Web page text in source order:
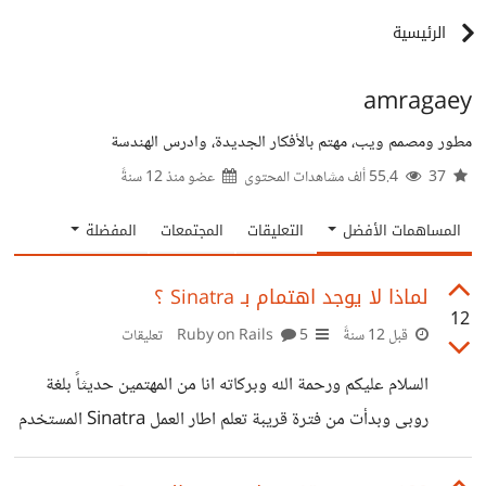
الرئيسية
amragaey
مطور ومصمم ويب، مهتم بالأفكار الجديدة، وادرس الهندسة
عضو منذ12 سنةً
المساهمات الأفضل التعليقات المجتمعات المفضلة
12
لماذا لا يوجد اهتمام بـ Sinatra ؟
قبل 12 سنةً 5 تعليقات
السلام عليكم ورحمة الله وبركاته انا من المهتمين حديثاً بلغة
روبى وبدأت من فترة قريبة تعلم اطار العمل Sinatra المستخدم
فى بناء تطبيقات للويب ويعتبر اطار مهم فى روبى، اعلم ان